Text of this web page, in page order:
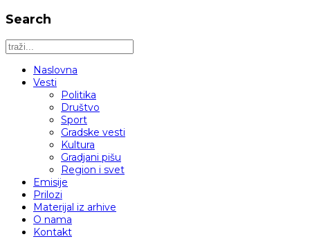
Search
Naslovna
Vesti
Politika
Društvo
Sport
Gradske vesti
Kultura
Gradjani pišu
Region i svet
Emisije
Prilozi
Materijal iz arhive
O nama
Kontakt